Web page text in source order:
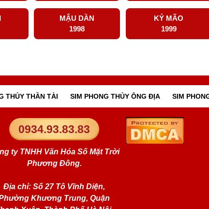
MẬU DẦN
1998
KỶ MÃO
1999
THỦY THẦN TÀI SIM PHONG THỦY ÔNG ĐỊA SIM
0934.93.83.83
ty TNHH Văn Hóa Số Mặt Trời
Phương Đông.
Địa chỉ: Số 27 Tô Vĩnh Diện,
Khương Trung, Quận